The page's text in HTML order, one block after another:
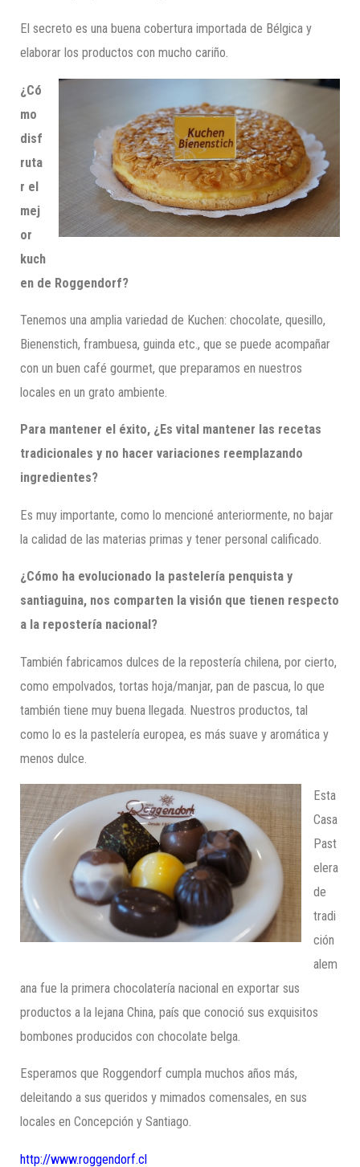
El secreto es una buena cobertura importada de Bélgica y
elaborar los productos con mucho cariño.
¿Có
mo
disf
ruta
r el
mej
or
kuch
en de Roggendorf?
Tenemos una amplia variedad de Kuchen: chocolate, quesillo,
Bienenstich, frambuesa, guinda etc., que se puede acompañar
con un buen café gourmet, que preparamos en nuestros
locales en un grato ambiente.
Para mantener el éxito, ¿Es vital mantener las recetas
tradicionales y no hacer variaciones reemplazando
ingredientes?
Es muy importante, como lo mencioné anteriormente, no bajar
la calidad de las materias primas y tener personal calificado.
¿Cómo ha evolucionado la pastelería penquista y
santiaguina, nos comparten la visión que tienen respecto
a la repostería nacional?
También fabricamos dulces de la repostería chilena, por cierto,
como empolvados, tortas hoja/manjar, pan de pascua, lo que
también tiene muy buena llegada. Nuestros productos, tal
como lo es la pastelería europea, es más suave y aromática y
menos dulce.
Esta
Casa
Past
elera
de
tradi
ción
alem
ana fue la primera chocolatería nacional en exportar sus
productos a la lejana China, país que conoció sus exquisitos
bombones producidos con chocolate belga.
Esperamos que Roggendorf cumpla muchos años más,
deleitando a sus queridos y mimados comensales, en sus
locales en Concepción y Santiago.
http://www.roggendorf.cl